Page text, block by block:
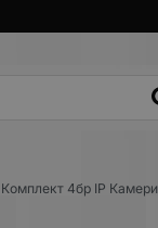
Комплект 4бр IP